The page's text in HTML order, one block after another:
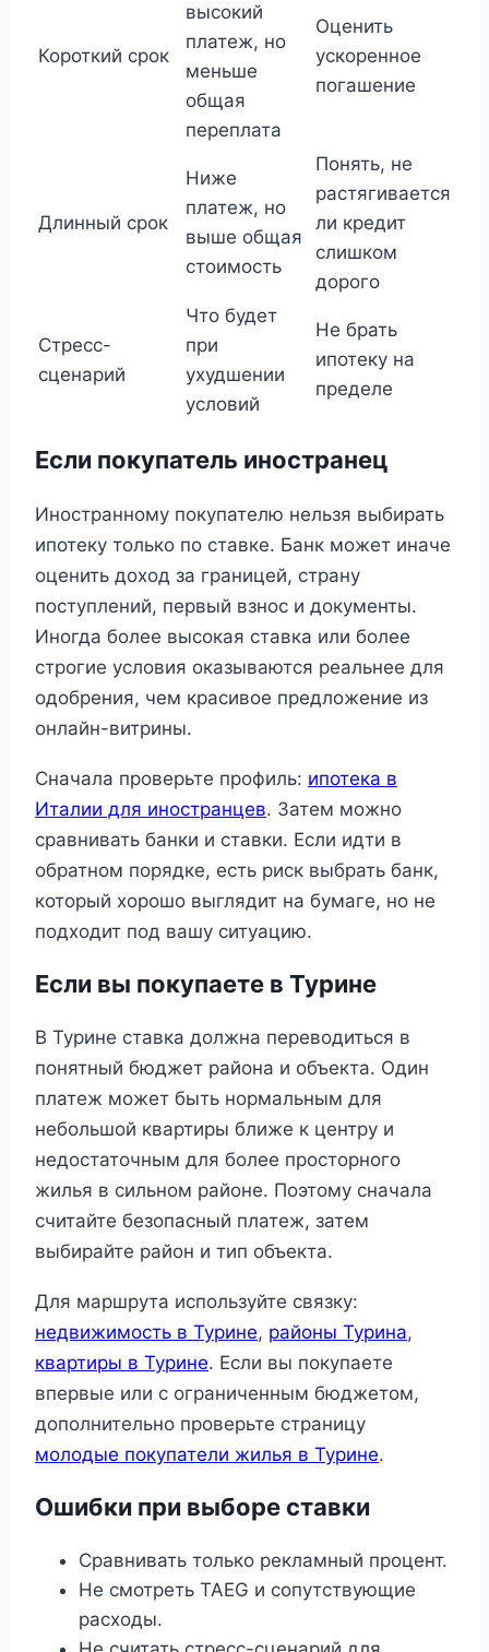
Короткий срок
высокий
платеж, но
меньше
общая
переплата
Оценить
ускоренное
погашение
Длинный срок
Ниже
платеж, но
выше общая
стоимость
Понять, не
растягивается
ли кредит
слишком
дорого
Стресс-
сценарий
Что будет
при
ухудшении
условий
Не брать
ипотеку на
пределе
Если покупатель иностранец
Иностранному покупателю нельзя выбирать
ипотеку только по ставке. Банк может иначе
оценить доход за границей, страну
поступлений, первый взнос и документы.
Иногда более высокая ставка или более
строгие условия оказываются реальнее для
одобрения, чем красивое предложение из
онлайн-витрины.
Сначала проверьте профиль: ипотека в
Италии для иностранцев. Затем можно
сравнивать банки и ставки. Если идти в
обратном порядке, есть риск выбрать банк,
который хорошо выглядит на бумаге, но не
подходит под вашу ситуацию.
Если вы покупаете в Турине
В Турине ставка должна переводиться в
понятный бюджет района и объекта. Один
платеж может быть нормальным для
небольшой квартиры ближе к центру и
недостаточным для более просторного
жилья в сильном районе. Поэтому сначала
считайте безопасный платеж, затем
выбирайте район и тип объекта.
Для маршрута используйте связку:
недвижимость в Турине, районы Турина,
квартиры в Турине. Если вы покупаете
впервые или с ограниченным бюджетом,
дополнительно проверьте страницу
молодые покупатели жилья в Турине.
Ошибки при выборе ставки
Сравнивать только рекламный процент.
Не смотреть TAEG и сопутствующие
расходы.